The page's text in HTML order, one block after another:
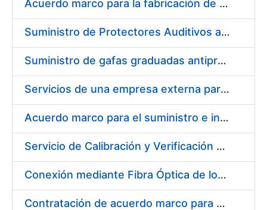
Acuerdo marco para la fabricación de piezas
Suministro de Protectores Auditivos a medida para las personas trabajadoras de los Centros de Trabajo de Madrid y Burgos
Suministro de gafas graduadas antiproyecciones para los trabajadores de la FNMT-RCM en los centros de trabajo de Madrid y Burgos
Servicios de una empresa externa para el asesoramiento y resolución de los recursos de alzada que se presentan relacionados con procesos de selección para la FNMT-RCM
Acuerdo marco para el suministro e instalación de persianas, estores y otros complementos
Servicio de Calibración y Verificación Externa de los Equipos de Medición del Servicio de Prevención de la FNMT-RCM
Conexión mediante Fibra Óptica de los Centros de Proceso de Datos (CPDs) de las sedes de la FNMT-RCM de Burgos y Madrid
Contratación de acuerdo marco para el Suministro de Material de Electricidad para la Fábrica Nacional de Moneda y Timbre-Real Casa de la Moneda en su centro de trabajo de Burgos